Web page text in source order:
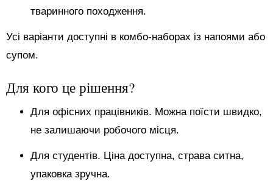
тваринного походження.
Усі варіанти доступні в комбо-наборах із напоями або
супом.
Для кого це рішення?
Для офісних працівників. Можна поїсти швидко,
не залишаючи робочого місця.
Для студентів. Ціна доступна, страва ситна,
упаковка зручна.